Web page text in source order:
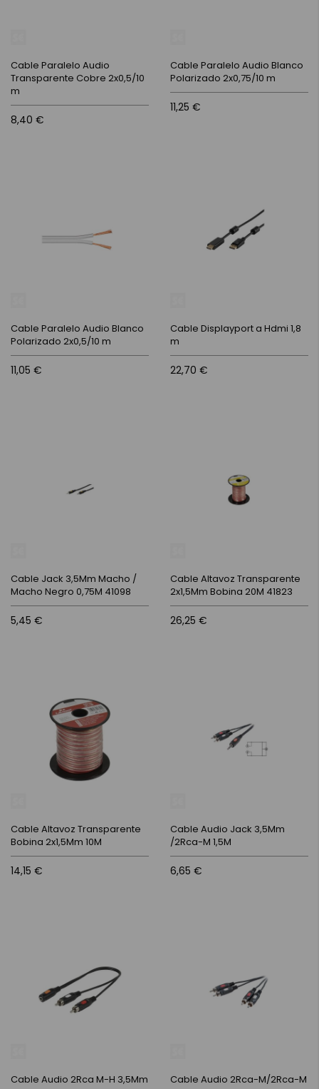
Cable Paralelo Audio
Transparente Cobre 2x0,5/10
m
8,40 €
Cable Paralelo Audio Blanco
Polarizado 2x0,75/10 m
11,25 €
Cable Paralelo Audio Blanco
Polarizado 2x0,5/10 m
11,05 €
Cable Displayport a Hdmi 1,8
m
22,70 €
Cable Jack 3,5Mm Macho /
Macho Negro 0,75M 41098
5,45 €
Cable Altavoz Transparente
2x1,5Mm Bobina 20M 41823
26,25 €
Cable Altavoz Transparente
Bobina 2x1,5Mm 10M
14,15 €
Cable Audio Jack 3,5Mm
/2Rca-M 1,5M
6,65 €
Cable Audio 2Rca M-H 3,5Mm
Cable Audio 2Rca-M/2Rca-M